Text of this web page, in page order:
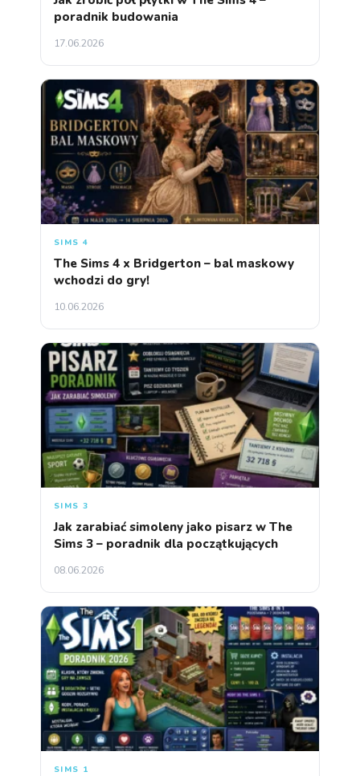
poradnik budowania
17.06.2026
SIMS 4
The Sims 4 x Bridgerton – bal maskowy
wchodzi do gry!
10.06.2026
SIMS 3
Jak zarabiać simoleny jako pisarz w The
Sims 3 – poradnik dla początkujących
08.06.2026
SIMS 1